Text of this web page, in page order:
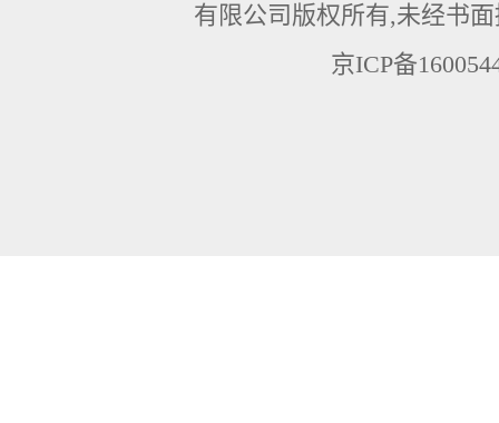
有限公司版权所有,未经书
京ICP备